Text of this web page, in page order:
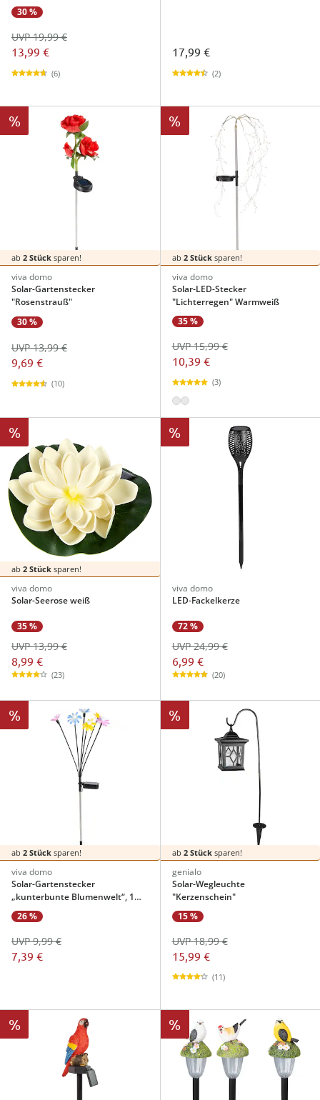
30 %
13,99 €
UVP 19,99 €
(6)
17,99 €
(2)
%
ab 2 Stück sparen!
viva domo
Solar-Gartenstecker
"Rosenstrauß"
30 %
9,69 €
UVP 13,99 €
(10)
%
ab 2 Stücksparen!
viva domo
Solar-LED-Stecker
"Lichterregen" Warmweiß
35 %
10,39 €
UVP 15,99 €
(3)
%
ab 2 Stück sparen!
viva domo
Solar-Seerose weiß
35 %
8,99 €
UVP 13,99 €
(23)
%
viva domo
LED-Fackelkerze
72 %
6,99 €
UVP 24,99 €
(20)
%
ab 2 Stück sparen!
viva domo
Solar-Gartenstecker
„kunterbunte Blumenwelt“, 1
Stück
26 %
7,39 €
UVP 9,99 €
%
ab 2 Stücksparen!
genialo
Solar-Wegleuchte
"Kerzenschein"
15 %
15,99 €
UVP 18,99 €
(11)
% %